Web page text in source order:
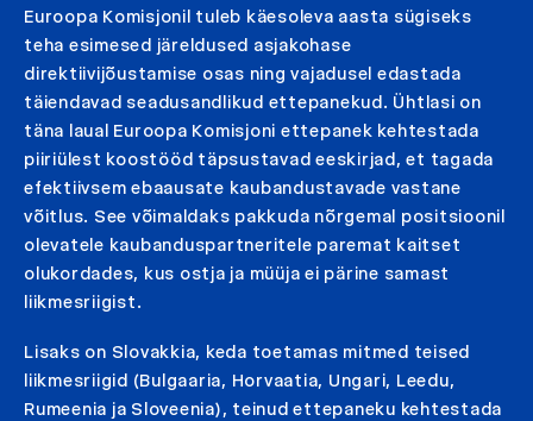
Euroopa Komisjonil tuleb käesoleva aasta sügiseks
teha esimesed järeldused asjakohase
direktiivijõustamise osas ning vajadusel edastada
täiendavad seadusandlikud ettepanekud. Ühtlasi on
täna laual Euroopa Komisjoni ettepanek kehtestada
piiriülest koostööd täpsustavad eeskirjad, et tagada
efektiivsem ebaausate kaubandustavade vastane
võitlus. See võimaldaks pakkuda nõrgemal positsioonil
olevatele kaubanduspartneritele paremat kaitset
olukordades, kus ostja ja müüja ei pärine samast
liikmesriigist.
Lisaks on Slovakkia, keda toetamas mitmed teised
liikmesriigid (Bulgaaria, Horvaatia, Ungari, Leedu,
Rumeenia ja Sloveenia), teinud ettepaneku kehtestada